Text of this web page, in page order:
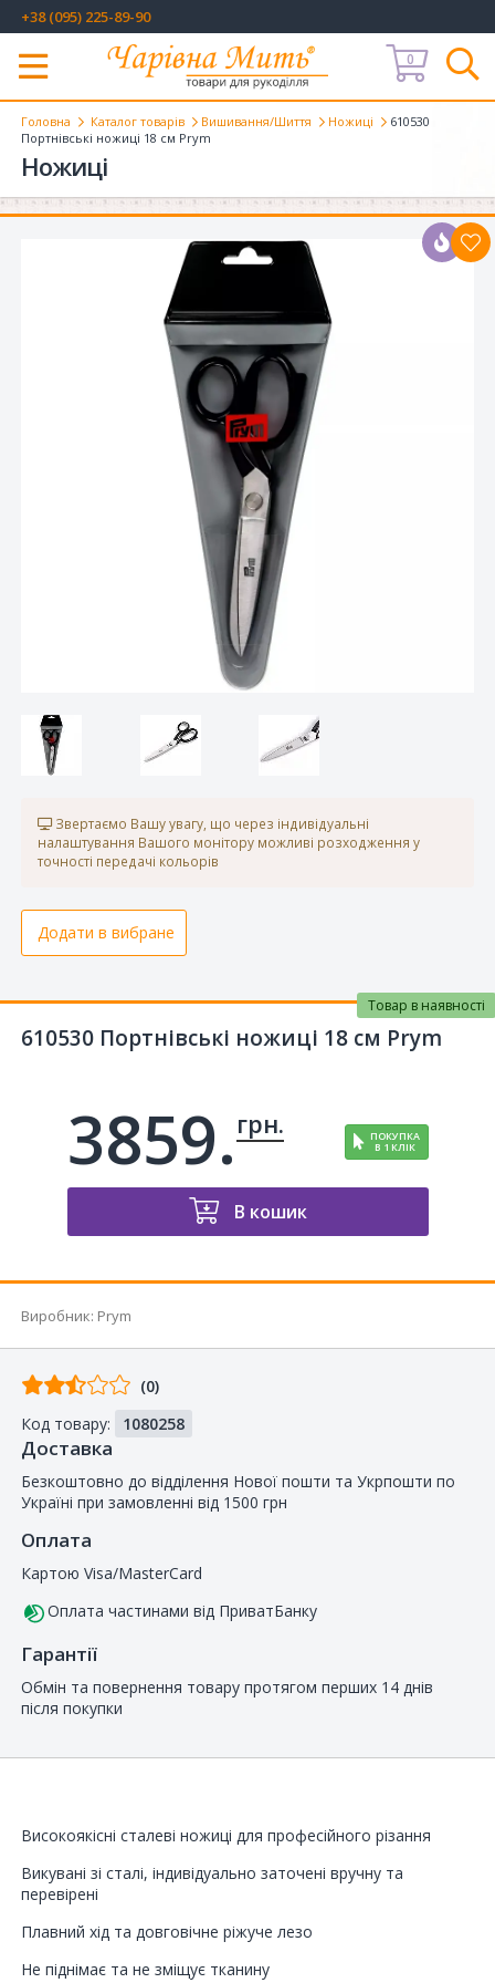
+38 (095) 225-89-90
Меню
0
Головна Каталог товарів Вишивання/Шиття Ножиці
610530
Портнівські ножиці 18 см Prym
Ножиці
Звертаємо Вашу увагу, що через індивідуальні
налаштування Вашого монітору можливі розходження у
точності передачі кольорів
Додати в вибране
610530 Портнівські ножиці 18 см Prym
Товар в наявності
3859. грн. ПОКУПКА
В 1 КЛІК
В кошик
Виробник: Prym
Відгуків
покупців
(0)
Код товару:
1080258
Доставка
Безкоштовно до відділення Нової пошти та Укрпошти по
Україні при замовленні від 1500 грн
Оплата
Картою Visa/MasterCard
Оплата частинами від ПриватБанку
Гарантії
Обмін та повернення товару протягом перших 14 днів
після покупки
Високоякісні сталеві ножиці для професійного різання
Викувані зі сталі, індивідуально заточені вручну та
перевірені
Плавний хід та довговічне ріжуче лезо
Не піднімає та не зміщує тканину